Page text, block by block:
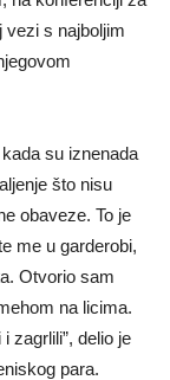
vezi s najboljim
su iznenada
što nisu
obaveze. To je
me u garderobi,
Otvorio sam
na licima.
zagrlili”, delio je
para.